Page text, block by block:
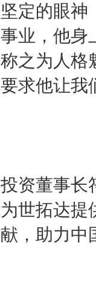
定的眼
业，他
之为人
求他让
资董事
世拓达
，助力